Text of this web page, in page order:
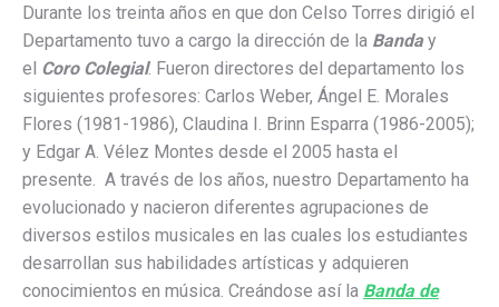
Durante los treinta años en que don Celso Torres dirigió el
Departamento tuvo a cargo la dirección de la Banda y
el Coro Colegial. Fueron directores del departamento los
siguientes profesores: Carlos Weber, Ángel E. Morales
Flores (1981-1986), Claudina I. Brinn Esparra (1986-2005);
y Edgar A. Vélez Montes desde el 2005 hasta el
presente. A través de los años, nuestro Departamento ha
evolucionado y nacieron diferentes agrupaciones de
diversos estilos musicales en las cuales los estudiantes
desarrollan sus habilidades artísticas y adquieren
conocimientos en música. Creándose así la Banda de